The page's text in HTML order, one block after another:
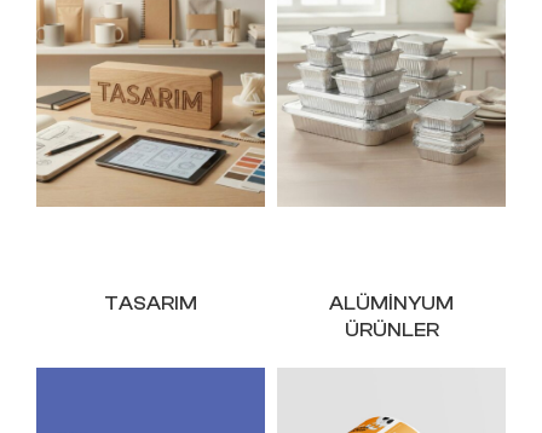
TASARIM
ALÜMINYUM
ÜRÜNLER